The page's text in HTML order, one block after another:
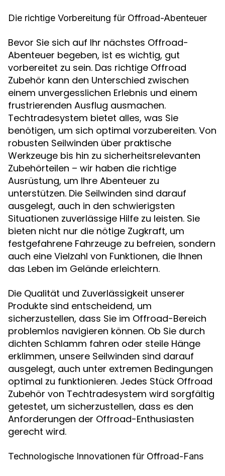
Die richtige Vorbereitung für Offroad-Abenteuer
Bevor Sie sich auf Ihr nächstes Offroad-
Abenteuer begeben, ist es wichtig, gut
vorbereitet zu sein. Das richtige Offroad
Zubehör kann den Unterschied zwischen
einem unvergesslichen Erlebnis und einem
frustrierenden Ausflug ausmachen.
Techtradesystem bietet alles, was Sie
benötigen, um sich optimal vorzubereiten. Von
robusten Seilwinden über praktische
Werkzeuge bis hin zu sicherheitsrelevanten
Zubehörteilen – wir haben die richtige
Ausrüstung, um Ihre Abenteuer zu
unterstützen. Die Seilwinden sind darauf
ausgelegt, auch in den schwierigsten
Situationen zuverlässige Hilfe zu leisten. Sie
bieten nicht nur die nötige Zugkraft, um
festgefahrene Fahrzeuge zu befreien, sondern
auch eine Vielzahl von Funktionen, die Ihnen
das Leben im Gelände erleichtern.
Die Qualität und Zuverlässigkeit unserer
Produkte sind entscheidend, um
sicherzustellen, dass Sie im Offroad-Bereich
problemlos navigieren können. Ob Sie durch
dichten Schlamm fahren oder steile Hänge
erklimmen, unsere Seilwinden sind darauf
ausgelegt, auch unter extremen Bedingungen
optimal zu funktionieren. Jedes Stück Offroad
Zubehör von Techtradesystem wird sorgfältig
getestet, um sicherzustellen, dass es den
Anforderungen der Offroad-Enthusiasten
gerecht wird.
Technologische Innovationen für Offroad-Fans